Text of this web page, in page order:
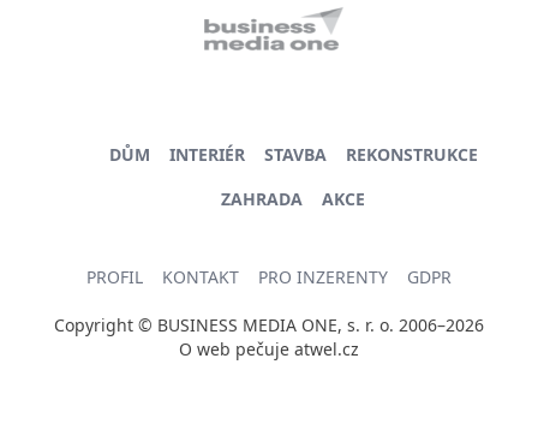
DŮM INTERIÉR STAVBA
REKONSTRUKCE
ZAHRADA
AKCE
PROFIL KONTAKT PRO INZERENTY GDPR
Copyright © BUSINESS MEDIA ONE, s. r. o. 2006–2026